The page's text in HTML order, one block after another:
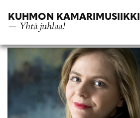
suoraan
KUHMON KAMARIMUSIIKKI
— Yhtä juhlaa!